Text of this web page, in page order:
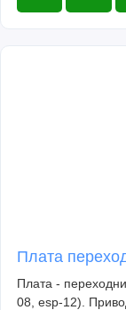
Плата
Плата -
08, esp-12).